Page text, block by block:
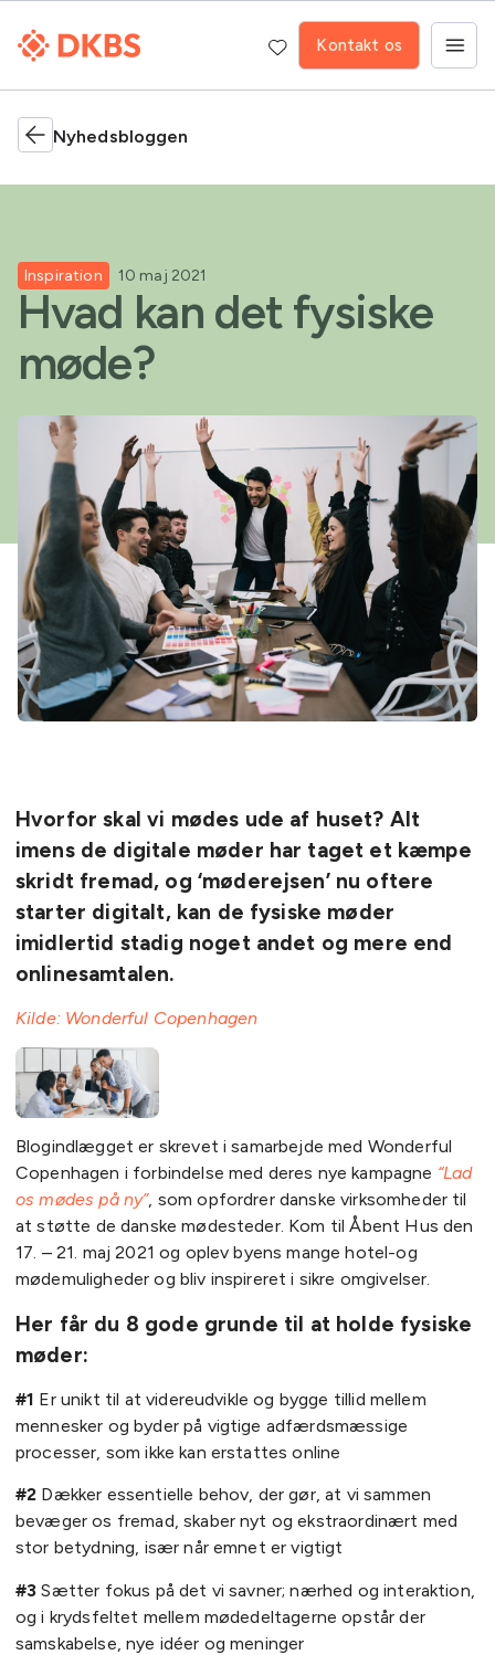
Kontakt os
Nyhedsbloggen
Inspiration 10 maj 2021
Hvad kan det fysiske
møde?
Hvorfor skal vi mødes ude af huset? Alt
imens de digitale møder har taget et kæmpe
skridt fremad, og ‘møderejsen’ nu oftere
starter digitalt, kan de fysiske møder
imidlertid stadig noget andet og mere end
onlinesamtalen.
Kilde: Wonderful Copenhagen
Blogindlægget er skrevet i samarbejde med Wonderful
Copenhagen i forbindelse med deres nye kampagne “Lad
os mødes på ny”, som opfordrer danske virksomheder til
at støtte de danske mødesteder. Kom til Åbent Hus den
17. – 21. maj 2021 og oplev byens mange hotel-og
mødemuligheder og bliv inspireret i sikre omgivelser.
Her får du 8 gode grunde til at holde fysiske
møder:
#1 Er unikt til at videreudvikle og bygge tillid mellem
mennesker og byder på vigtige adfærdsmæssige
processer, som ikke kan erstattes online
#2 Dækker essentielle behov, der gør, at vi sammen
bevæger os fremad, skaber nyt og ekstraordinært med
stor betydning, især når emnet er vigtigt
#3 Sætter fokus på det vi savner; nærhed og interaktion,
og i krydsfeltet mellem mødedeltagerne opstår der
samskabelse, nye idéer og meninger